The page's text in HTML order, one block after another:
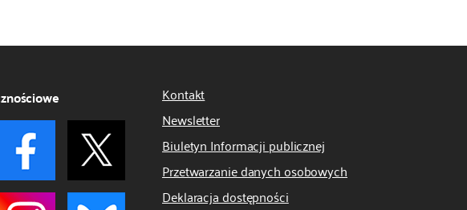
Kontakt
Newsletter
Biuletyn Informacji publicznej
Przetwarzanie danych osobowych
Deklaracja dostępności